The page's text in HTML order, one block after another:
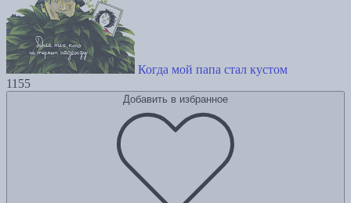
Когда мой папа стал кустом
1155
Добавить в избранное